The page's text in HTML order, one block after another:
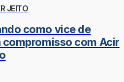
JEITO
como vice de
compromisso com Acir